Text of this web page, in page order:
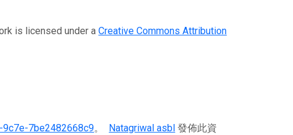
is licensed under aCreative Commons Attribution
7be2482668c9。 Natagriwal asbl 發佈此資